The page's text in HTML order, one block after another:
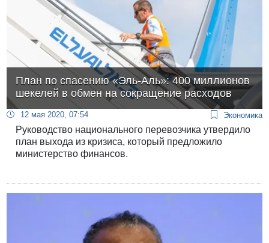
План по спасению «Эль-Аль»: 400 миллионов
шекелей в обмен на сокращение расходов
12 мая 2020, 07:54 Экономика
Руководство национального перевозчика утвердило
план выхода из кризиса, который предложило
министерство финансов.